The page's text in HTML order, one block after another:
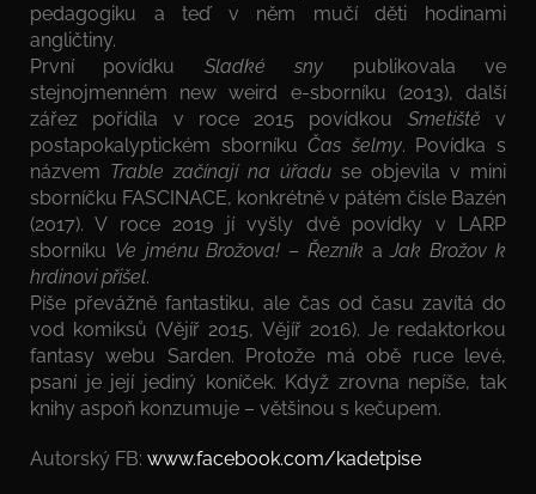
pedagogiku a teď v něm mučí děti hodinami
angličtiny.
První povídku Sladké sny publikovala ve
stejnojmenném new weird e-sborníku (2013), další
zářez pořídila v roce 2015 povídkou Smetiště v
postapo­kalyptickém sborníkuČas šelmy. Povídka s
názvem Trable začínají na úřadu se objevila v mini
sborníčku FASCINACE, konkrétně v pátém čísle Bazén
(2017). V roce 2019 jí vyšly dvě povídky v LARP
sborníku Ve jménu Brožova! – Řezník a Jak Brožov k
hrdinovi přišel.
Píše převážně fantastiku, ale čas od času zavítá do
vod komiksů (Vějíř 2015, Vějíř 2016). Je redaktorkou
fantasy webu Sarden. Protože má obě ruce levé,
psaní je její jediný koníček. Když zrovna nepíše, tak
knihy aspoň konzumuje – většinou s kečupem.
Autorský FB: www.facebook.com/kadetpise